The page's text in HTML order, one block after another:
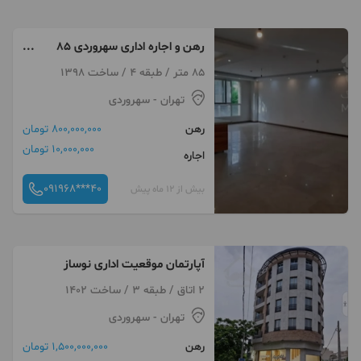
رهن و اجاره اداری سهروردی 85
متر ۲ خواب
85 متر / طبقه 4 / ساخت 1398
تهران - سهروردی
رهن
800,000,000 تومان
اجاره
10,000,000 تومان
بیش از 12 ماه پیش 091968***40
آپارتمان موقعیت اداری نوساز
2 اتاق / طبقه 3 / ساخت 1402
تهران - سهروردی
رهن
1,500,000,000 تومان